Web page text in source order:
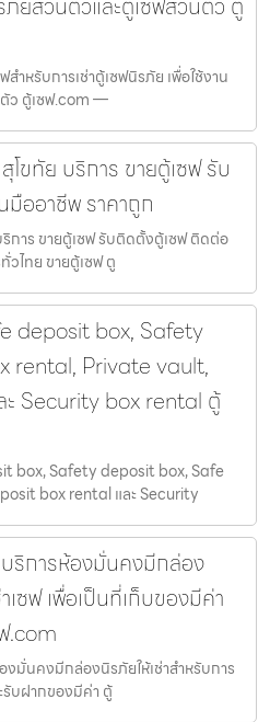
ภัยส่วนตัวและตู้เซฟส่วนตัว ตู้
ำหรับการเช่าตู้เซฟนิรภัย เพื่อใช้งาน
ว ตู้เซฟ.com —
โขทัย บริการ ขายตู้เซฟ รับ
ออาชีพ ราคาถูก
การ ขายตู้เซฟ รับติดตั้งตู้เซฟ ติดต่อ
วไทย ขายตู้เซฟ ตู
deposit box, Safety
rental, Private vault,
Security box rental ตู้
box, Safety deposit box, Safe
box rental และ Security
ริการห้องมั่นคงมีกล่อง
เซฟ เพื่อเป็นที่เก็บของมีค่า
.com
มั่นคงมีกล่องนิรภัยให้เช่าสำหรับการ
รับฝากของมีค่า ตู้